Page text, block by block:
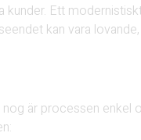
Ett
kan vara
är processen enkel